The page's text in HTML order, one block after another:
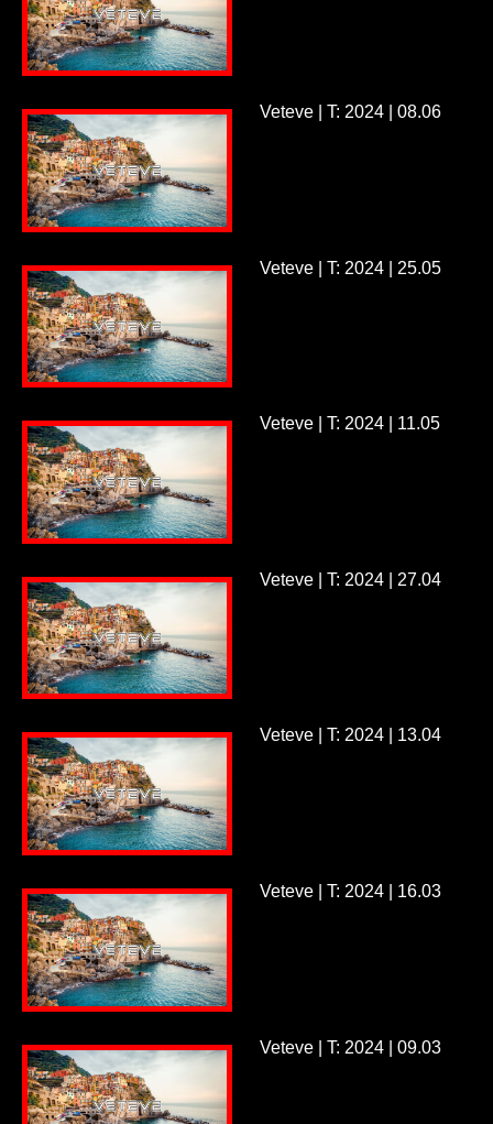
Veteve | T: 2024 | 08.06
Veteve | T: 2024 | 25.05
Veteve | T: 2024 | 11.05
Veteve | T: 2024 | 27.04
Veteve | T: 2024 | 13.04
Veteve | T: 2024 | 16.03
Veteve | T: 2024 | 09.03